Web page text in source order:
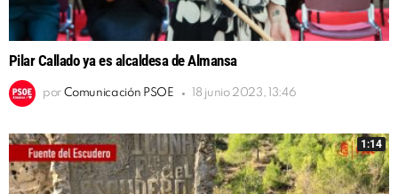
Pilar Callado ya es alcaldesa de Almansa
por Comunicación PSOE 18 junio 2023, 13:46
1:14